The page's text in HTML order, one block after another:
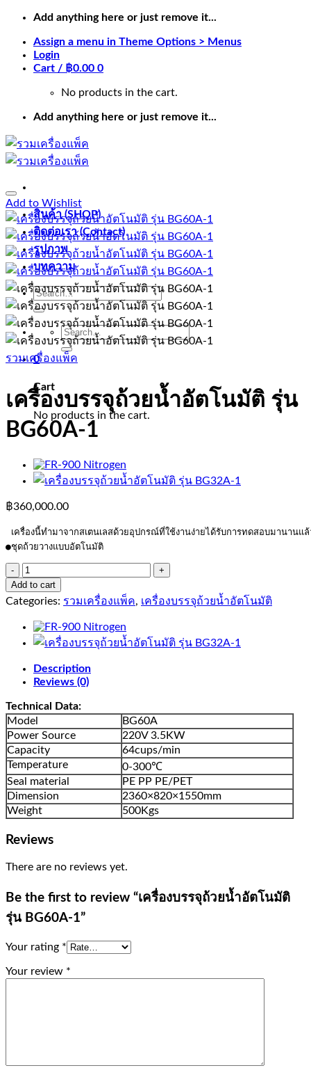
Skip
content
Add anything here or just remove it...
Assign a menu in Theme Options > Menus
Login
Cart / ฿0.00 0
No products in the cart.
Add anything here or just remove it...
สินค้า (SHOP)
ติดต่อเรา (Contact)
รูปภาพ
บทความ
Search
for:
Search
for:
0
Cart
No products in the cart.
Add to Wishlist
รวมเครื่องแพ็ค
เครื่องบรรจุถ้วยน้ำอัตโนมัติ รุ่น
BG60A-1
฿360,000.00
เครื่องนี้ทำมาจากสเตนเลสด้วยอุปกรณ์ที่ใช้งานง่ายได้รับการทดสอบมานา
●ชุดถ้วยวางแบบอัตโนมัติ
เครื่อง
บรรจุ
ถ้วย
น้ำ
อัตโนมัติ
BG60A-
1
Add to cart
Categories: รวมเครื่องแพ็ค, เครื่องบรรจุถ้วยน้ำอัตโนมัติ
Description
Reviews (0)
Technical Data:
Model
BG60A
Power Source
220V 3.5KW
Capacity
64cups/min
Temperature
0-300℃
Seal material
PE PP PE/PET
Dimension
2360×820×1550mm
Weight
500Kgs
Reviews
There are no reviews yet.
Be the first to review “เครื่องบรรจุถ้วยน้ำอัตโนมัติ
รุ่น BG60A-1”
Your rating *
Your review *